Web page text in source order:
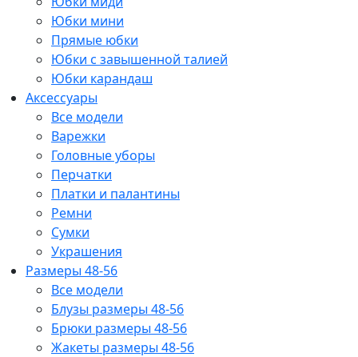
Юбки мини
Прямые юбки
Юбки с завышенной талией
Юбки карандаш
Аксессуары
Все модели
Варежки
Головные уборы
Перчатки
Платки и палантины
Ремни
Сумки
Украшения
Размеры 48-56
Все модели
Блузы размеры 48-56
Брюки размеры 48-56
Жакеты размеры 48-56